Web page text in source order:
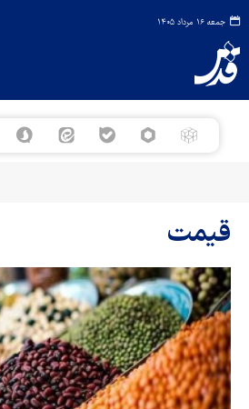
جمعه ۱۶ مرداد ۱۴۰۵
قیمت